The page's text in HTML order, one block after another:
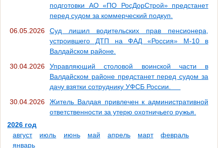
подготовки АО «ПО РосДорСтрой» предстанет
перед судом за коммерческий подкуп.
06.05.2026
Суд лишил водительских прав пенсионера,
устроившего ДТП на ФАД «Россия» М-10 в
Валдайском районе.
30.04.2026
Управляющий столовой воинской части в
Валдайском районе предстанет перед судом за
дачу взятки сотруднику УФСБ России.
30.04.2026
Житель Валдая привлечен к административной
ответственности за утерю охотничьего ружья.
2026 год
август
июль июнь май апрель март
февраль
январь